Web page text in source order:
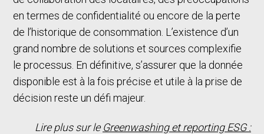
en termes de confidentialité ou encore de la perte
de l’historique de consommation. L’existence d’un
grand nombre de solutions et sources complexifie
le processus. En définitive, s’assurer que la donnée
disponible est à la fois précise et utile à la prise de
décision reste un défi majeur.
Lire plus sur le Greenwashing et reporting ESG :